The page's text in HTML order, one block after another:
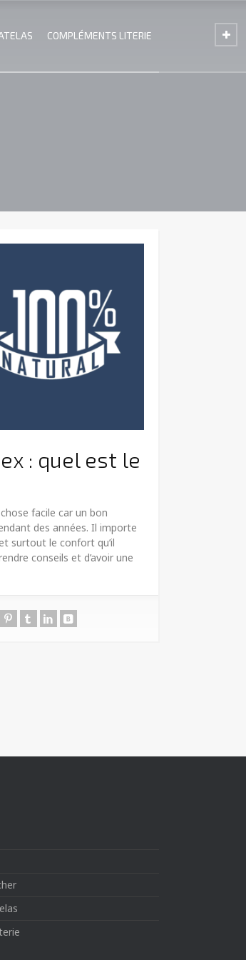
COMPLÉMENTS LITERIE
: quel est le
facile car un bon
des années. Il importe
surtout le confort qu’il
conseils et d’avoir une